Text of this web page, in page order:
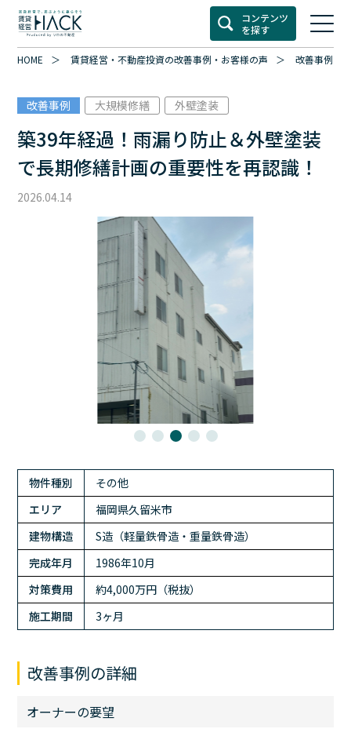
コンテンツ
を探す
HOME 賃貸経営・不動産投資の改善事例・お客様の声 改善事例カ
改善事例 大規模修繕 外壁塗装
築39年経過！雨漏り防止＆外壁塗装
で長期修繕計画の重要性を再認識！
2026.04.14
物件種別
その他
エリア
福岡県久留米市
建物構造
S造（軽量鉄骨造・重量鉄骨造）
完成年月
1986年10月
対策費用
約4,000万円（税抜）
施工期間
3ヶ月
改善事例の詳細
オーナーの要望